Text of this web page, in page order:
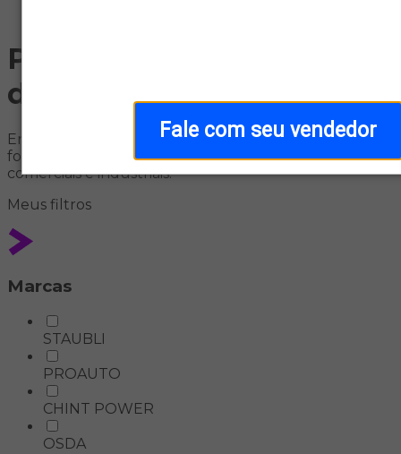
Fale com seu vendedor
Painel Solar: energia solar
de alta performance
Encontre painéis solares na Aldo Solar: módulos
fotovoltaicos eficientes para sistemas residenciais,
comerciais e industriais.
Meus filtros
Marcas
STAUBLI
PROAUTO
CHINT POWER
OSDA